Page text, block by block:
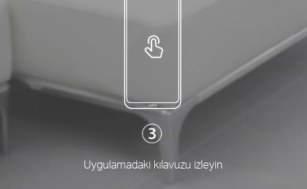
Uygulamadaki kılavuzu izleyin